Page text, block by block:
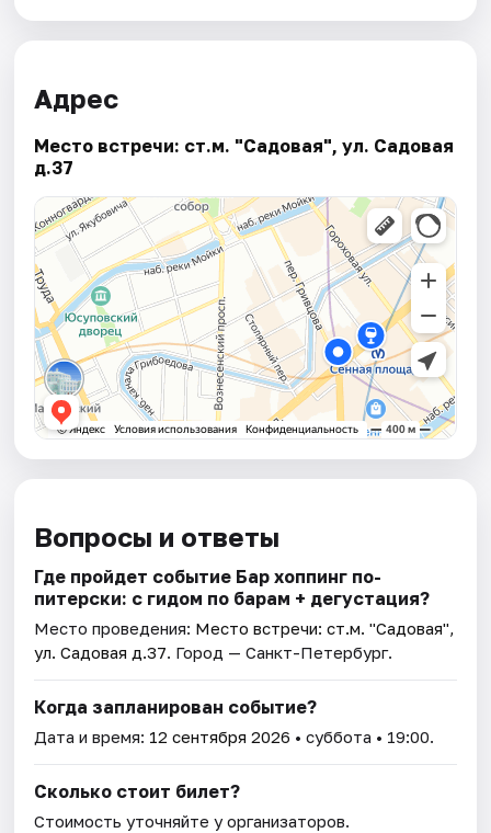
Адрес
Место встречи: ст.м. "Садовая", ул. Садовая
д.37
Вопросы и ответы
Где пройдет событие Бар хоппинг по-
питерски: с гидом по барам + дегустация?
Место проведения: Место встречи: ст.м. "Садовая",
ул. Садовая д.37. Город — Санкт-Петербург.
Когда запланирован событие?
Дата и время: 12 сентября 2026 • суббота • 19:00.
Сколько стоит билет?
Стоимость уточняйте у организаторов.